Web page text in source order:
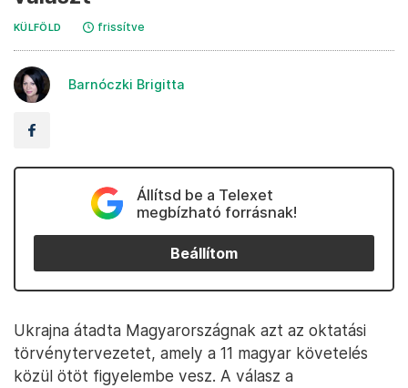
KÜLFÖLD frissítve
Barnóczki Brigitta
Állítsd be a Telexet
megbízható forrásnak!
Beállítom
Ukrajna átadta Magyarországnak azt az oktatási
törvénytervezetet, amely a 11 magyar követelés
közül ötöt figyelembe vesz. A válasz a